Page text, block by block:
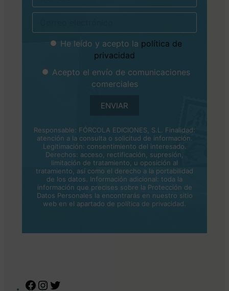
Política
He leído y acepto la política de
privacidad
Comunicaciones
Acepto el envío de comunicaciones
comerciales
ENVIAR
Responsable: FÓRCOLA EDICIONES, S.L. Finalidad:
atención a la consulta o solicitud de información.
Legitimación: consentimiento del interesado.
Derechos: acceso, rectificación, supresión,
limitación de tratamiento, u oposición al
tratamiento, así como el derecho a la portabilidad
de los datos. Información adicional: toda la
información que precises sobre la Protección de
Datos Personales la encontrarás en nuestro sitio
web en el apartado de política de privacidad